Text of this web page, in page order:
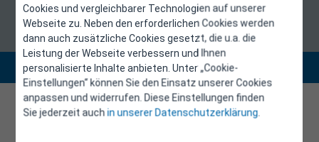
Cookies und vergleichbarer Technologien auf unserer
Webseite zu. Neben den erforderlichen Cookies werden
dann auch zusätzliche Cookies gesetzt, die u.a. die
Leistung der Webseite verbessern und Ihnen
personalisierte Inhalte anbieten. Unter „Cookie-
Einstellungen“ können Sie den Einsatz unserer Cookies
anpassen und widerrufen. Diese Einstellungen finden
Sie jederzeit auchin unserer Datenschutzerklärung.
Copyright 2026 © E-Control